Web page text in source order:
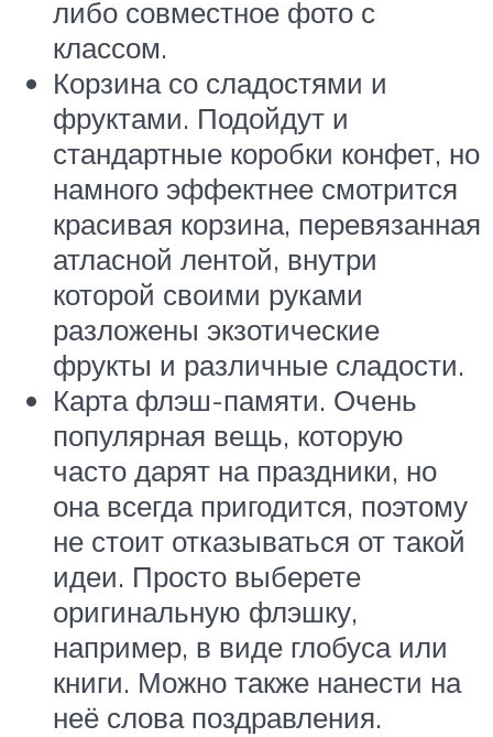
либо совместное фото с
классом.
Корзина со сладостями и
фруктами. Подойдут и
стандартные коробки конфет, но
намного эффектнее смотрится
красивая корзина, перевязанная
атласной лентой, внутри
которой своими руками
разложены экзотические
фрукты и различные сладости.
Карта флэш-памяти. Очень
популярная вещь, которую
часто дарят на праздники, но
она всегда пригодится, поэтому
не стоит отказываться от такой
идеи. Просто выберете
оригинальную флэшку,
например, в виде глобуса или
книги. Можно также нанести на
неё слова поздравления.